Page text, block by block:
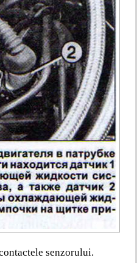
senzorului.